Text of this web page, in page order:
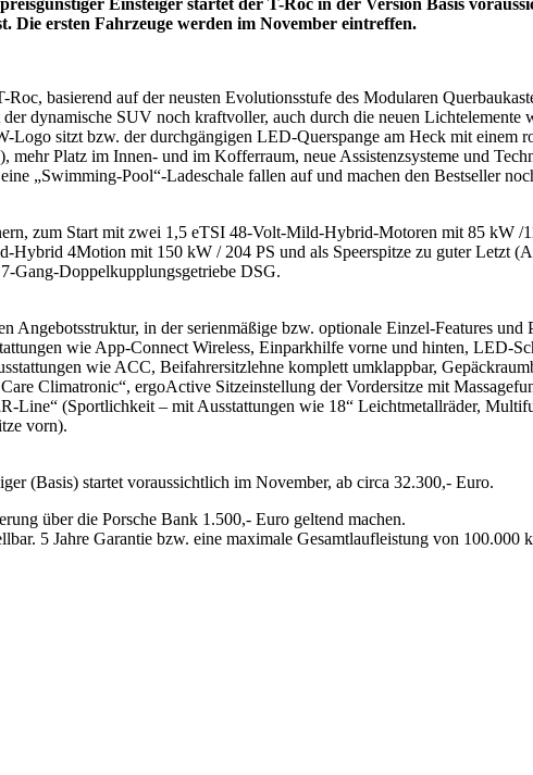
Die ersten Fahrzeuge werden im November eintreffen.
basierend auf der neusten Evolutionsstufe des Modularen
dynamische SUV noch kraftvoller, auch durch die neuen
sitzt bzw. der durchgängigen LED-Querspange am Heck mit einem
Platz im Innen- und im Kofferraum, neue Assistenzsysteme und
„Swimming-Pool“-Ladeschale fallen auf und machen den Bestseller
zum Start mit zwei 1,5 eTSI 48-Volt-Mild-Hybrid-Motoren mit 85 kW /
4Motion mit 150 kW / 204 PS und als Speerspitze zu guter Letzt
Gang-Doppelkupplungsgetriebe DSG.
in der serienmäßige bzw. optionale Einzel-Features und
wie App-Connect Wireless, Einparkhilfe vorne und hinten, LED-
wie ACC, Beifahrersitzlehne komplett umklappbar,
Climatronic“, ergoActive Sitzeinstellung der Vordersitze mit
Line“ (Sportlichkeit – mit Ausstattungen wie 18“ Leichtmetallräder,
vorn).
(Basis) startet voraussichtlich im November, ab circa 32.300,- Euro.
über die Porsche Bank 1.500,- Euro geltend machen.
5 Jahre Garantie bzw. eine maximale Gesamtlaufleistung von 100.000